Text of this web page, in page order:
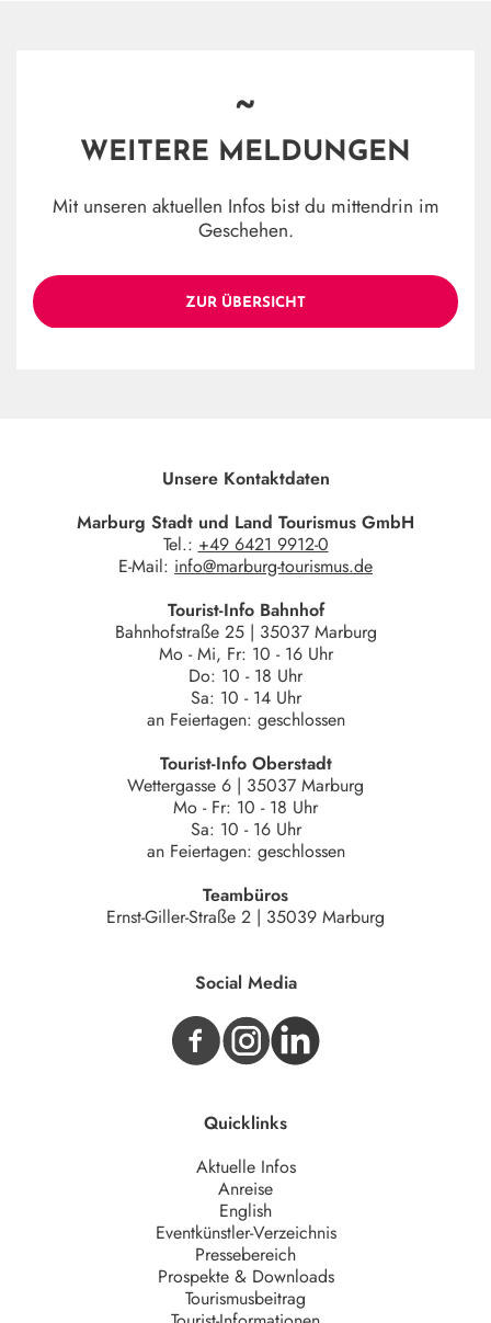
~
WEITERE MELDUNGEN
Mit unseren aktuellen Infos bist du mittendrin im
Geschehen.
ZUR ÜBERSICHT
Unsere Kontaktdaten
Marburg Stadt und Land Tourismus GmbH
Tel.: +49 6421 9912-0
E-Mail: info@marburg-tourismus.de
Tourist-Info Bahnhof
Bahnhofstraße 25 | 35037 Marburg
Mo - Mi, Fr: 10 - 16 Uhr
Do: 10 - 18 Uhr
Sa: 10 - 14 Uhr
an Feiertagen: geschlossen
Tourist-Info Oberstadt
Wettergasse 6 | 35037 Marburg
Mo - Fr: 10 - 18 Uhr
Sa: 10 - 16 Uhr
an Feiertagen: geschlossen
Teambüros
Ernst-Giller-Straße 2 | 35039 Marburg
Social Media
Quicklinks
Aktuelle Infos
Anreise
English
Eventkünstler-Verzeichnis
Pressebereich
Prospekte & Downloads
Tourismusbeitrag